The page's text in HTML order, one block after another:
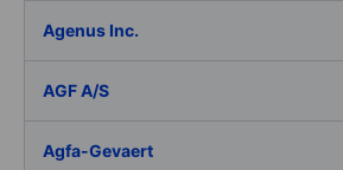
Agenus Inc.
AGF A/S
Agfa-Gevaert